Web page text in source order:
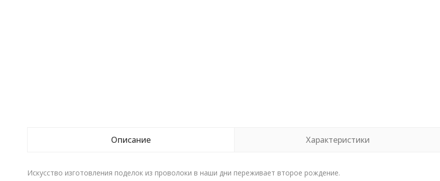
Описание Характеристики
Искусство изготовления поделок из проволоки в наши дни переживает второе рождение.